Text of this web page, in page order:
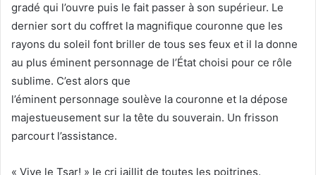
gradé qui l’ouvre puis le fait passer à son supérieur. Le
dernier sort du coffret la magnifique couronne que les
rayons du soleil font briller de tous ses feux et il la donne
au plus éminent personnage de l’État choisi pour ce rôle
sublime. C’est alors que
l’éminent personnage soulève la couronne et la dépose
majestueusement sur la tête du souverain. Un frisson
parcourt l’assistance.
« Vive le Tsar! » le cri jaillit de toutes les poitrines.